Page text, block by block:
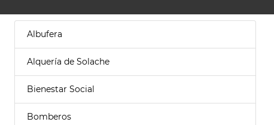
Albufera
Alquería de Solache
Bienestar Social
Bomberos